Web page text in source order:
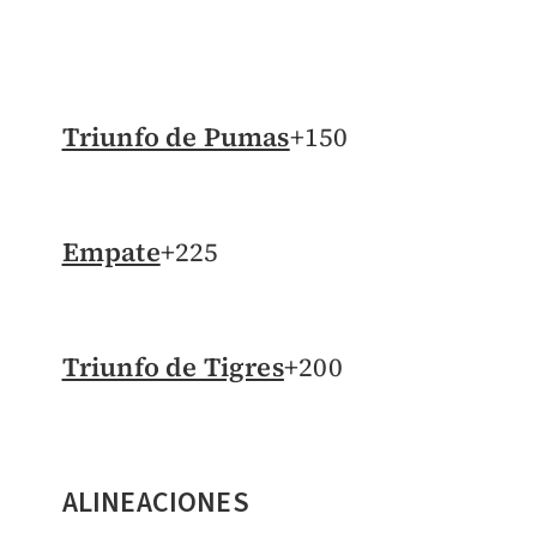
Triunfo de Pumas+150
Empate+225
Triunfo de Tigres+200
ALINEACIONES